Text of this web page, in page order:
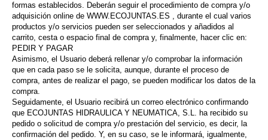
formas establecidos. Deberán seguir el procedimiento de compra y/o
adquisición online de WWW.ECOJUNTAS.ES , durante el cual varios
productos y/o servicios pueden ser seleccionados y añadidos al
carrito, cesta o espacio final de compra y, finalmente, hacer clic en:
PEDIR Y PAGAR
Asimismo, el Usuario deberá rellenar y/o comprobar la información
que en cada paso se le solicita, aunque, durante el proceso de
compra, antes de realizar el pago, se pueden modificar los datos de la
compra.
Seguidamente, el Usuario recibirá un correo electrónico confirmando
que ECOJUNTAS HIDRAULICA Y NEUMATICA, S.L. ha recibido su
pedido o solicitud de compra y/o prestación del servicio, es decir, la
confirmación del pedido. Y, en su caso, se le informará, igualmente,